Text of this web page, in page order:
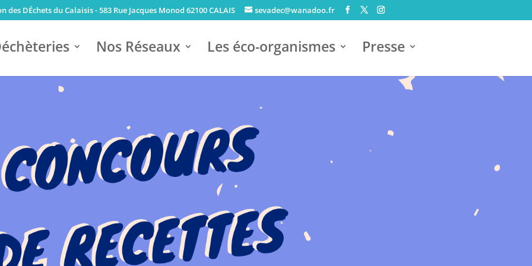
DÉchets du Calaisis - 583 Rue Jacques Monod 62100 CALAIS sevadec@wanadoo.fr
Nos Réseaux Les éco-organismes Presse